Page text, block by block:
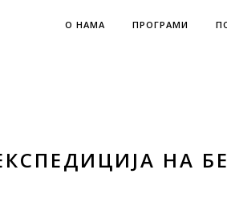
О НАМА ПРОГРАМИ
НА